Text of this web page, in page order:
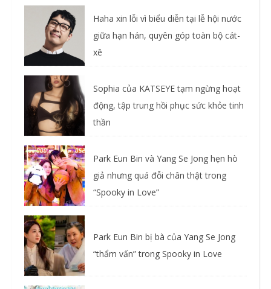
Haha xin lỗi vì biểu diễn tại lễ hội nước
giữa hạn hán, quyên góp toàn bộ cát-
xê
Sophia của KATSEYE tạm ngừng hoạt
động, tập trung hồi phục sức khỏe tinh
thần
Park Eun Bin và Yang Se Jong hẹn hò
giả nhưng quá đỗi chân thật trong
“Spooky in Love”
Park Eun Bin bị bà của Yang Se Jong
“thẩm vấn” trong Spooky in Love